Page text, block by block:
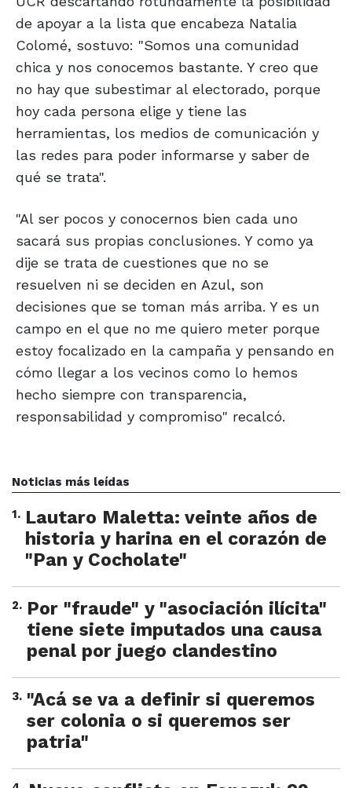
de apoyar a la lista que encabeza Natalia
Colomé, sostuvo: "Somos una comunidad
chica y nos conocemos bastante. Y creo que
no hay que subestimar al electorado, porque
hoy cada persona elige y tiene las
herramientas, los medios de comunicación y
las redes para poder informarse y saber de
qué se trata".
"Al ser pocos y conocernos bien cada uno
sacará sus propias conclusiones. Y como ya
dije se trata de cuestiones que no se
resuelven ni se deciden en Azul, son
decisiones que se toman más arriba. Y es un
campo en el que no me quiero meter porque
estoy focalizado en la campaña y pensando en
cómo llegar a los vecinos como lo hemos
hecho siempre con transparencia,
responsabilidad y compromiso" recalcó.
Noticias más leídas
1. Lautaro Maletta: veinte años de
historia y harina en el corazón de
"Pan y Cocholate"
2. Por "fraude" y "asociación ilícita"
tiene siete imputados una causa
penal por juego clandestino
3. "Acá se va a definir si queremos
ser colonia o si queremos ser
patria"